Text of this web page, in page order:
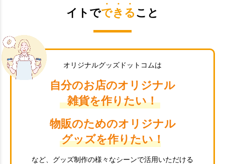
イトでできる こと
オリジナルグッズドットコムは
自分のお店のオリジナル
雑貨を作りたい！
物販のためのオリジナル
グッズを作りたい！
など、グッズ制作の様々なシーンで活用いただける